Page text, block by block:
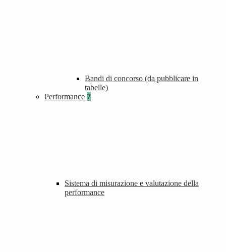
Bandi di concorso (da pubblicare in
tabelle)
Performance 7
Sistema di misurazione e valutazione della
performance